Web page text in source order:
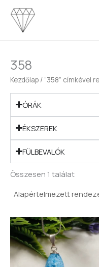
Skip
content
358
Kezdőlap / “358” címkével
ÓRÁK
ÉKSZEREK
FÜLBEVALÓK
Összesen 1 találat